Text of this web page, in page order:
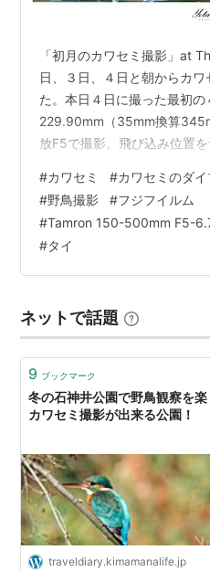
「初月のカワセミ撮影」at
日、３日、４日と朝からカ
た。本日４日に撮った最初
229.90mm（35mm換算
放F5で撮影。飛び込み位置
じゃないですか。やっぱフジ
す。これでAFの性能良かっ
ムム。「初月のカワセミ撮
150-500mm f5-6.7photo by
…
#カワセミ #カワセミのダイ
#野鳥撮影 #フジフイルム
#Tamron 150-500mm F5-
#タイ
ネットで話題
9 ブックマーク
冬の石神井公園で野鳥観察を楽
カワセミ撮影が出来る公園！
traveldiary.kimamanalife.jp